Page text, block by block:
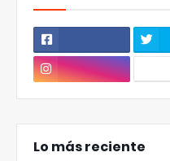
Lo más reciente